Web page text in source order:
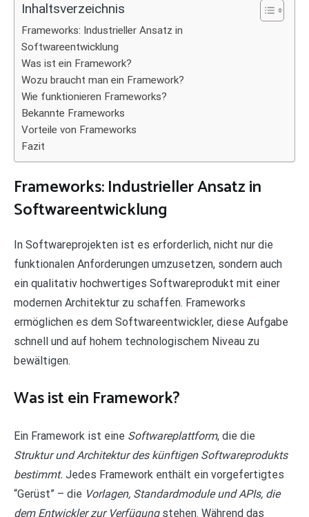
Inhaltsverzeichnis
Frameworks: Industrieller Ansatz in
Softwareentwicklung
Was ist ein Framework?
Wozu braucht man ein Framework?
Wie funktionieren Frameworks?
Bekannte Frameworks
Vorteile von Frameworks
Fazit
Frameworks: Industrieller Ansatz in
Softwareentwicklung
In Softwareprojekten ist es erforderlich, nicht nur die
funktionalen Anforderungen umzusetzen, sondern auch
ein qualitativ hochwertiges Softwareprodukt mit einer
modernen Architektur zu schaffen. Frameworks
ermöglichen es dem Softwareentwickler, diese Aufgabe
schnell und auf hohem technologischem Niveau zu
bewältigen.
Was ist ein Framework?
Ein Framework ist eine Softwareplattform, die die
Struktur und Architektur des künftigen Softwareprodukts
bestimmt. Jedes Framework enthält ein vorgefertigtes
“Gerüst” – die Vorlagen, Standardmodule und APIs, die
dem Entwickler zur Verfügungstehen. Während das